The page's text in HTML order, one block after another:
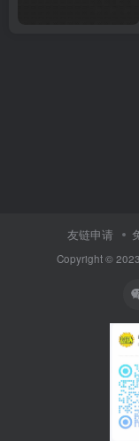
友链申请
Copyright © 2023